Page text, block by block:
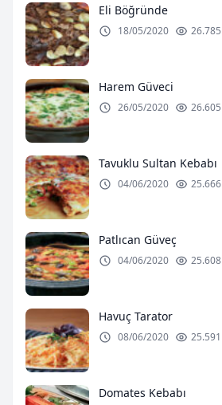
Eli Böğründe
18/05/2020 26.785
Harem Güveci
26/05/2020 26.605
Tavuklu Sultan Kebabı
04/06/2020 25.666
Patlıcan Güveç
04/06/2020 25.608
Havuç Tarator
08/06/2020 25.591
Domates Kebabı